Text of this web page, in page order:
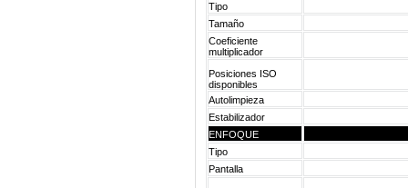
Tipo
Tamaño
Coeficiente
multiplicador
Posiciones ISO
disponibles
Autolimpieza
Estabilizador
ENFOQUE
Tipo
Pantalla